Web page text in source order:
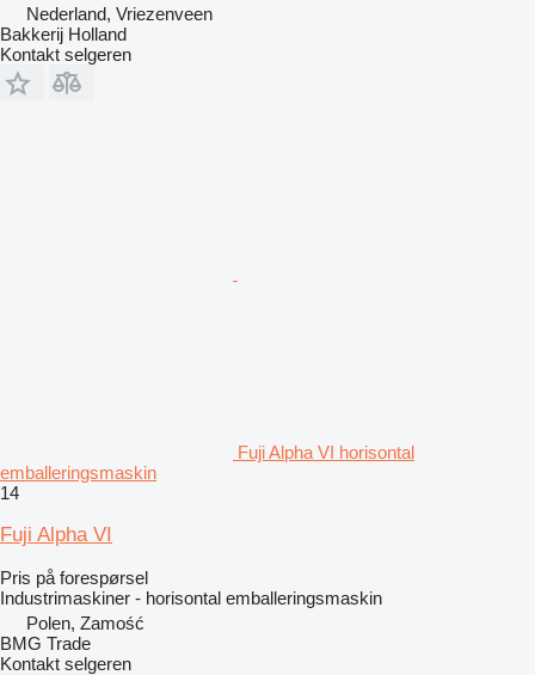
Nederland, Vriezenveen
Bakkerij Holland
Kontakt selgeren
Fuji Alpha VI horisontal
emballeringsmaskin
14
Fuji Alpha VI
Pris på forespørsel
Industrimaskiner - horisontal emballeringsmaskin
Polen, Zamość
BMG Trade
Kontakt selgeren